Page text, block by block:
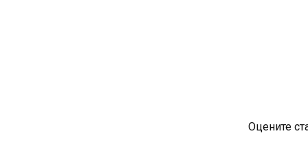
Оцените